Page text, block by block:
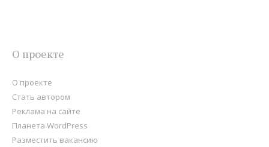
О проекте
О проекте
Стать автором
Реклама на сайте
Планета WordPress
Разместить вакансию